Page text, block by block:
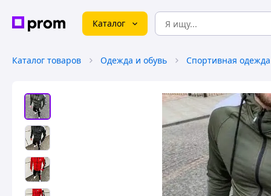
Каталог
Каталог товаров Одежда и обувь Спортивная